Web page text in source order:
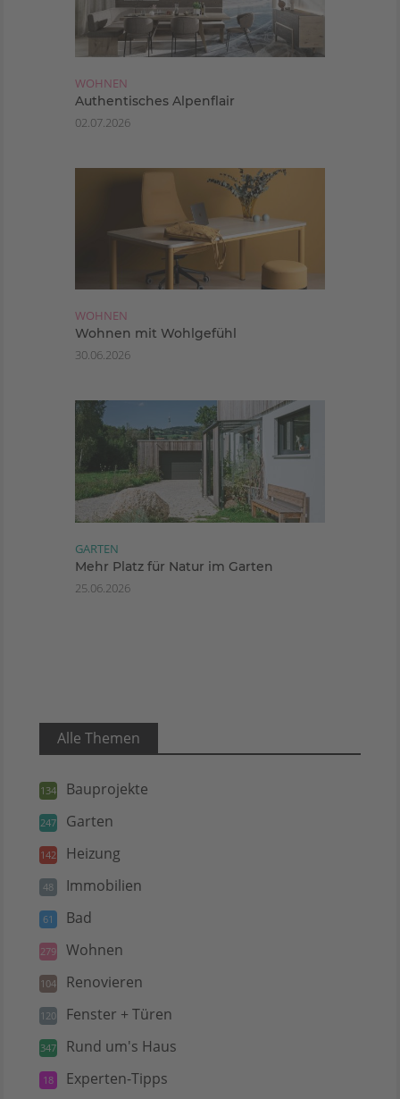
WOHNEN
Authentisches Alpenflair
02.07.2026
WOHNEN
Wohnen mit Wohlgefühl
30.06.2026
GARTEN
Mehr Platz für Natur im Garten
25.06.2026
Alle Themen
134 Bauprojekte
247 Garten
142 Heizung
48 Immobilien
61 Bad
279 Wohnen
104 Renovieren
120 Fenster + Türen
347 Rund um's Haus
18 Experten-Tipps